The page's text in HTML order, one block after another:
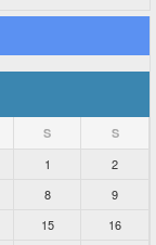
S S
1
2
8
9
15
16